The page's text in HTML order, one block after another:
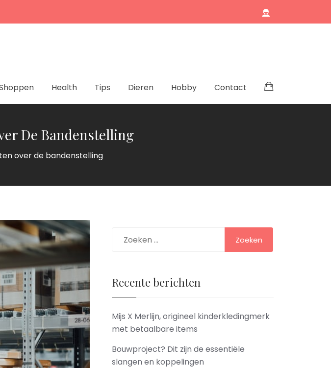
Health Tips Dieren Hobby Contact
De Bandenstelling
over de bandenstelling
naar:
Recente berichten
Mijs X Merlijn, origineel kinderkledingmerk
met betaalbare items
Bouwproject? Dit zijn de essentiële
slangen en koppelingen